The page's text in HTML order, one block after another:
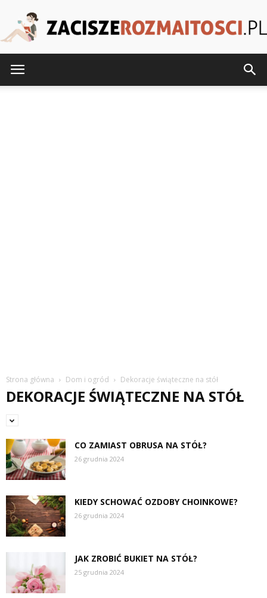
Strona główna Dom i ogród Dekoracje świąteczne na stół
DEKORACJE ŚWIĄTECZNE NA STÓŁ
CO ZAMIAST OBRUSA NA STÓŁ?
26 grudnia 2024
KIEDY SCHOWAĆ OZDOBY CHOINKOWE?
26 grudnia 2024
JAK ZROBIĆ BUKIET NA STÓŁ?
25 grudnia 2024